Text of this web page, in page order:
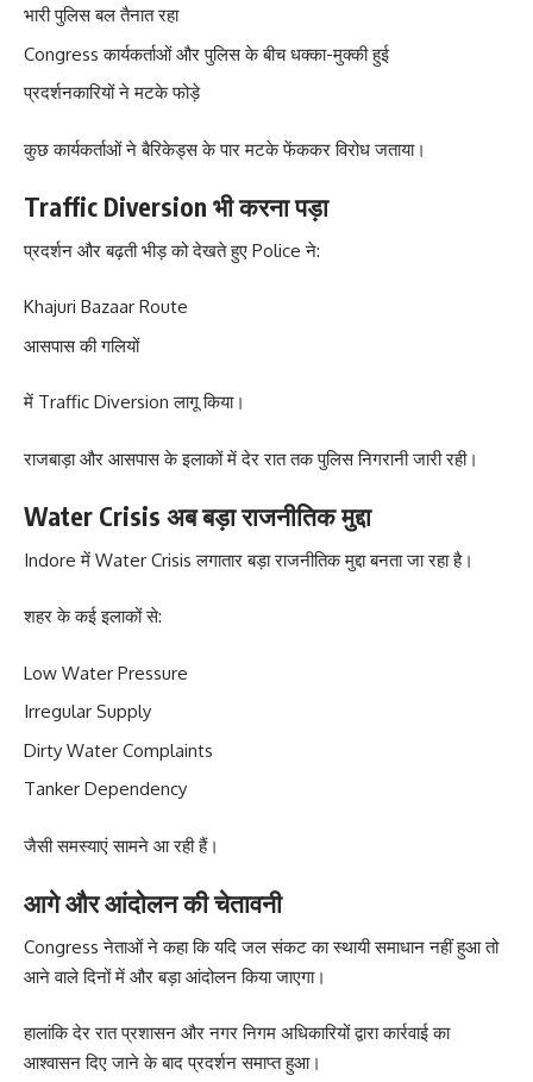
भारी पुलिस बल तैनात रहा
Congress कार्यकर्ताओं और पुलिस के बीच धक्का-मुक्की हुई
प्रदर्शनकारियों ने मटके फोड़े
कुछ कार्यकर्ताओं ने बैरिकेड्स के पार मटके फेंककर विरोध जताया।
Traffic Diversion भी करना पड़ा
प्रदर्शन और बढ़ती भीड़ को देखते हुए Police ने:
Khajuri Bazaar Route
आसपास की गलियों
में Traffic Diversion लागू किया।
राजबाड़ा और आसपास के इलाकों में देर रात तक पुलिस निगरानी जारी रही।
Water Crisis अब बड़ा राजनीतिक मुद्दा
Indore में Water Crisis लगातार बड़ा राजनीतिक मुद्दा बनता जा रहा है।
शहर के कई इलाकों से:
Low Water Pressure
Irregular Supply
Dirty Water Complaints
Tanker Dependency
जैसी समस्याएं सामने आ रही हैं।
आगे और आंदोलन की चेतावनी
Congress नेताओं ने कहा कि यदि जल संकट का स्थायी समाधान नहीं हुआ तो
आने वाले दिनों में और बड़ा आंदोलन किया जाएगा।
हालांकि देर रात प्रशासन और नगर निगम अधिकारियों द्वारा कार्रवाई का
आश्वासन दिए जाने के बाद प्रदर्शन समाप्त हुआ।